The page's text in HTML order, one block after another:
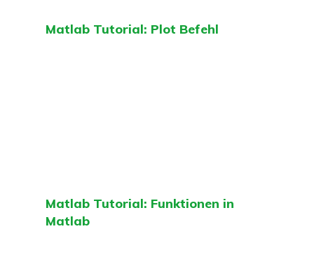
Matlab Tutorial: Plot Befehl
Matlab Tutorial: Funktionen in
Matlab